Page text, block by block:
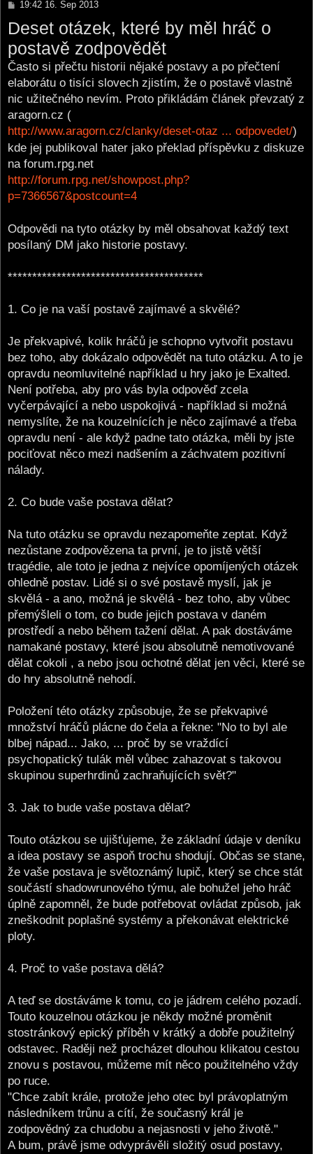
P
s
t
19:42 16. Sep 2013
Deset otázek, které by měl hráč o
postavě zodpovědět
Často si přečtu historii nějaké postavy a po přečtení
elaborátu o tisíci slovech zjistím, že o postavě vlastně
nic užitečného nevím. Proto přikládám článek převzatý z
aragorn.cz (
http://www.aragorn.cz/clanky/deset-otaz ... odpovedet/)
kde jej publikoval hater jako překlad příspěvku z diskuze
na forum.rpg.net
http://forum.rpg.net/showpost.php?
p=7366567&postcount=4
Odpovědi na tyto otázky by měl obsahovat každý text
posílaný DM jako historie postavy.
****************************************
1. Co je na vaší postavě zajímavé a skvělé?
Je překvapivé, kolik hráčů je schopno vytvořit postavu
bez toho, aby dokázalo odpovědět na tuto otázku. A to je
opravdu neomluvitelné například u hry jako je Exalted.
Není potřeba, aby pro vás byla odpověď zcela
vyčerpávající a nebo uspokojivá - například si možná
nemyslíte, že na kouzelnících je něco zajímavé a třeba
opravdu není - ale když padne tato otázka, měli by jste
pociťovat něco mezi nadšením a záchvatem pozitivní
nálady.
2. Co bude vaše postava dělat?
Na tuto otázku se opravdu nezapomeňte zeptat. Když
nezůstane zodpovězena ta první, je to jistě větší
tragédie, ale toto je jedna z nejvíce opomíjených otázek
ohledně postav. Lidé si o své postavě myslí, jak je
skvělá - a ano, možná je skvělá - bez toho, aby vůbec
přemýšleli o tom, co bude jejich postava v daném
prostředí a nebo během tažení dělat. A pak dostáváme
namakané postavy, které jsou absolutně nemotivované
dělat cokoli , a nebo jsou ochotné dělat jen věci, které se
do hry absolutně nehodí.
Položení této otázky způsobuje, že se překvapivé
množství hráčů plácne do čela a řekne: "No to byl ale
blbej nápad... Jako, ... proč by se vraždící
psychopatický tulák měl vůbec zahazovat s takovou
skupinou superhrdinů zachraňujících svět?"
3. Jak to bude vaše postava dělat?
Touto otázkou se ujišťujeme, že základní údaje v deníku
a idea postavy se aspoň trochu shodují. Občas se stane,
že vaše postava je světoznámý lupič, který se chce stát
součástí shadowrunového týmu, ale bohužel jeho hráč
úplně zapomněl, že bude potřebovat ovládat způsob, jak
zneškodnit poplašné systémy a překonávat elektrické
ploty.
4. Proč to vaše postava dělá?
A teď se dostáváme k tomu, co je jádrem celého pozadí.
Touto kouzelnou otázkou je někdy možné proměnit
stostránkový epický příběh v krátký a dobře použitelný
odstavec. Raději než procházet dlouhou klikatou cestou
znovu s postavou, můžeme mít něco použitelného vždy
po ruce.
"Chce zabít krále, protože jeho otec byl právoplatným
následníkem trůnu a cítí, že současný král je
zodpovědný za chudobu a nejasnosti v jeho životě."
A bum, právě jsme odvyprávěli složitý osud postavy,